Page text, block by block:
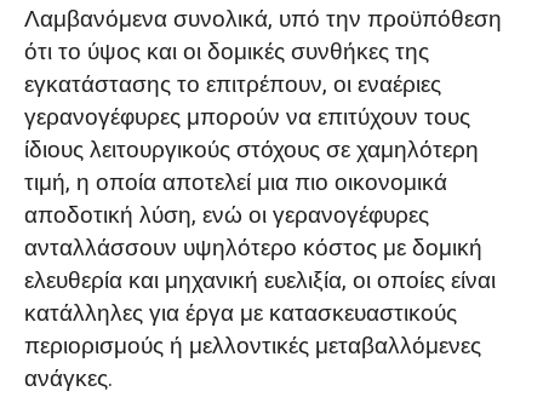
Λαμβανόμενα συνολικά, υπό την προϋπόθεση
ότι το ύψος και οι δομικές συνθήκες της
εγκατάστασης το επιτρέπουν, οι εναέριες
γερανογέφυρες μπορούν να επιτύχουν τους
ίδιους λειτουργικούς στόχους σε χαμηλότερη
τιμή, η οποία αποτελεί μια πιο οικονομικά
αποδοτική λύση, ενώ οι γερανογέφυρες
ανταλλάσσουν υψηλότερο κόστος με δομική
ελευθερία και μηχανική ευελιξία, οι οποίες είναι
κατάλληλες για έργα με κατασκευαστικούς
περιορισμούς ή μελλοντικές μεταβαλλόμενες
ανάγκες.